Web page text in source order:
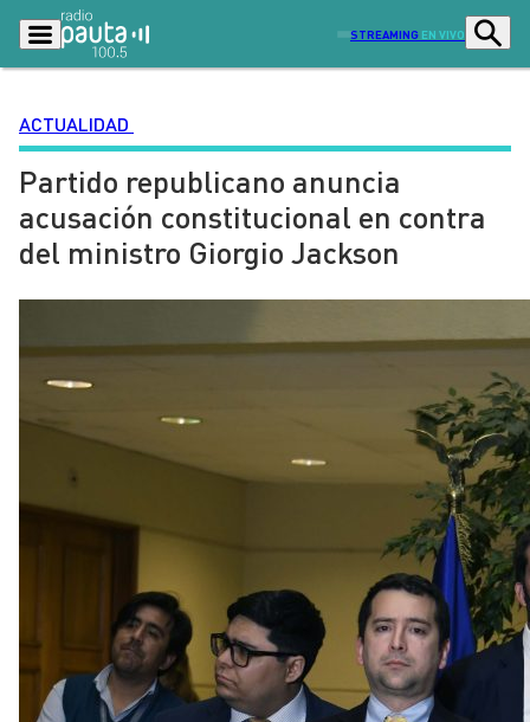
STREAMING EN VIVO
Podcasts
Lo Último Actualidad
Ciudad
Tendencias
Opinión
Dato en Pauta Señal 2
ACTUALIDAD
Partido republicano anuncia
acusación constitucional en contra
del ministro Giorgio Jackson